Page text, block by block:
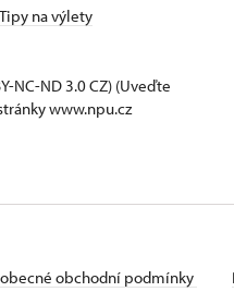
Tipy na výlety
NC-ND 3.0 CZ) (Uveďte
www.npu.cz
obchodní podmínky